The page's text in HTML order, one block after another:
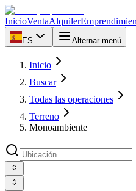
InicioVentaAlquiler
ES Alternar menú
Inicio
Buscar
Todas las operaciones
Terreno
Monoambiente